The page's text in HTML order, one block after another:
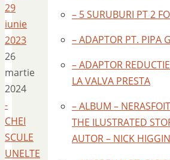
29
iunie
2023
26
martie
2024
-
CHEI
SCULE
UNELTE
– 5 SURUBURI PT 2
– ADAPTOR PT. PIPA
– ADAPTOR
LA VALVA PRESTA
– ALBUM –
THE ILUSTRATED
AUTOR – NICK